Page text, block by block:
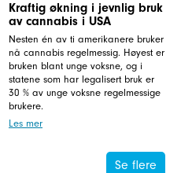
Kraftig økning i jevnlig bruk
av cannabis i USA
Nesten én av ti amerikanere bruker
nå cannabis regelmessig. Høyest er
bruken blant unge voksne, og i
statene som har legalisert bruk er
30 % av unge voksne regelmessige
brukere.
Les mer
Se flere